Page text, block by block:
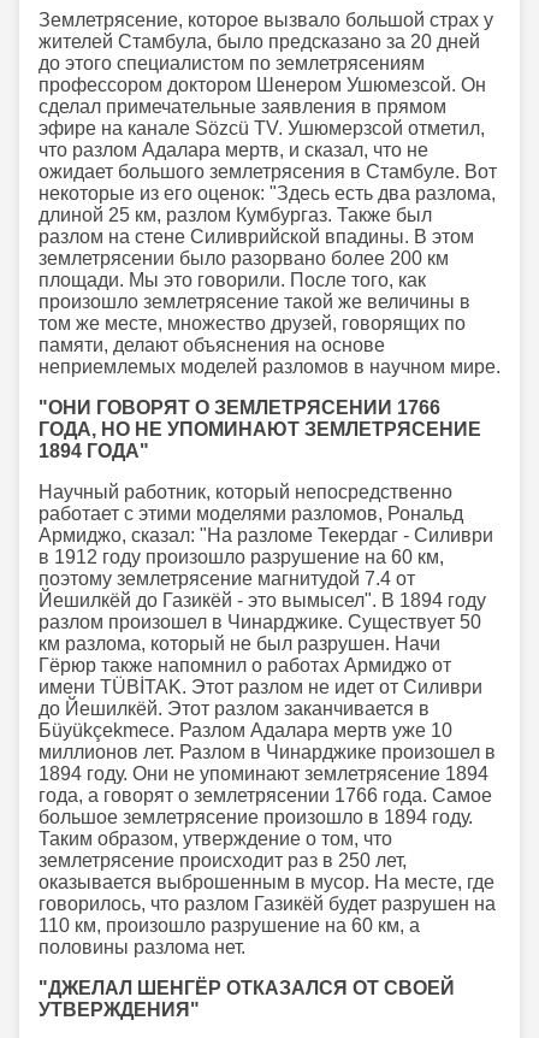
Землетрясение, которое вызвало большой страх у
жителей Стамбула, было предсказано за 20 дней
до этого специалистом по землетрясениям
профессором доктором Шенером Ушюмезсой. Он
сделал примечательные заявления в прямом
эфире на канале Sözcü TV. Ушюмерзсой отметил,
что разлом Адалара мертв, и сказал, что не
ожидает большого землетрясения в Стамбуле. Вот
некоторые из его оценок: "Здесь есть два разлома,
длиной 25 км, разлом Кумбургаз. Также был
разлом на стене Силиврийской впадины. В этом
землетрясении было разорвано более 200 км
площади. Мы это говорили. После того, как
произошло землетрясение такой же величины в
том же месте, множество друзей, говорящих по
памяти, делают объяснения на основе
неприемлемых моделей разломов в научном мире.
"ОНИ ГОВОРЯТ О ЗЕМЛЕТРЯСЕНИИ 1766
ГОДА, НО НЕ УПОМИНАЮТ ЗЕМЛЕТРЯСЕНИЕ
1894 ГОДА"
Научный работник, который непосредственно
работает с этими моделями разломов, Рональд
Армиджо, сказал: "На разломе Текердаг - Силиври
в 1912 году произошло разрушение на 60 км,
поэтому землетрясение магнитудой 7.4 от
Йешилкёй до Газикёй - это вымысел". В 1894 году
разлом произошел в Чинарджике. Существует 50
км разлома, который не был разрушен. Начи
Гёрюр также напомнил о работах Армиджо от
имени TÜBİTAK. Этот разлом не идет от Силиври
до Йешилкёй. Этот разлом заканчивается в
Бüyükçekmece. Разлом Адалара мертв уже 10
миллионов лет. Разлом в Чинарджике произошел в
1894 году. Они не упоминают землетрясение 1894
года, а говорят о землетрясении 1766 года. Самое
большое землетрясение произошло в 1894 году.
Таким образом, утверждение о том, что
землетрясение происходит раз в 250 лет,
оказывается выброшенным в мусор. На месте, где
говорилось, что разлом Газикёй будет разрушен на
110 км, произошло разрушение на 60 км, а
половины разлома нет.
"ДЖЕЛАЛ ШЕНГЁР ОТКАЗАЛСЯ ОТ СВОЕЙ
УТВЕРЖДЕНИЯ"